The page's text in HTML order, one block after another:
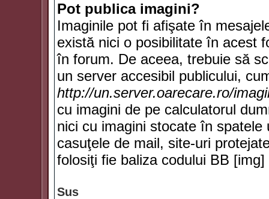
Pot publica imagini?
Imaginile pot fi afişate în
există nici o posibilitate în acest
în forum. De aceea, trebuie să
un server accesibil publicului,
http://un.server.oarecare.ro/
cu imagini de pe calculatorul
nici cu imagini stocate în
casuţele de mail, site-uri
folosiţi fie baliza codului BB
Sus